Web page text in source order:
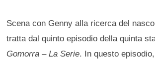
Scena con Genny alla ricerca del
tratta dal quinto episodio della quinta
Gomorra – La Serie. In questo